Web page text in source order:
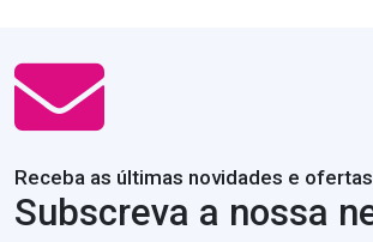
Receba as últimas novidades e ofertas
Subscreva a nossa